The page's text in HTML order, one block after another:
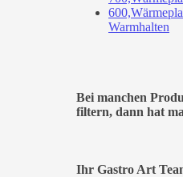
Warmhalten
Bei manchen
filtern, dann hat
Ihr Gastro Art